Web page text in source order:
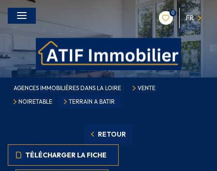
0
FR
AGENCES IMMOBILIÈRES DANS LA LOIRE
VENTE
NOIRETABLE
TERRAIN A BATIR
RETOUR
TÉLÉCHARGER LA FICHE